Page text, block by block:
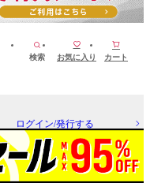
検索 お気に入り カート
ログイン/発行する